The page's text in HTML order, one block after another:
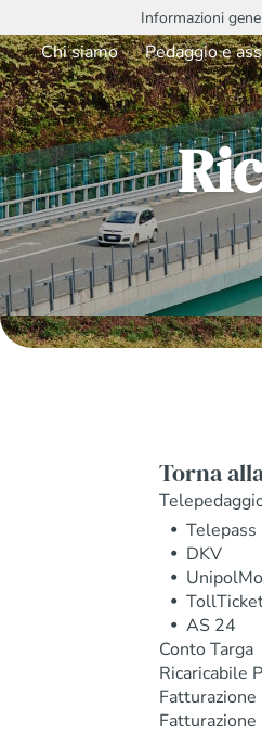
Informazioni
Chi siamo Pedaggio e
Torna
Telepass
DKV
AS 24
Conto Targa
Ricaricabile